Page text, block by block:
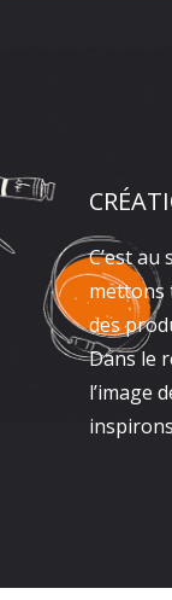
C’est
mettons
des
Dans le
l’image